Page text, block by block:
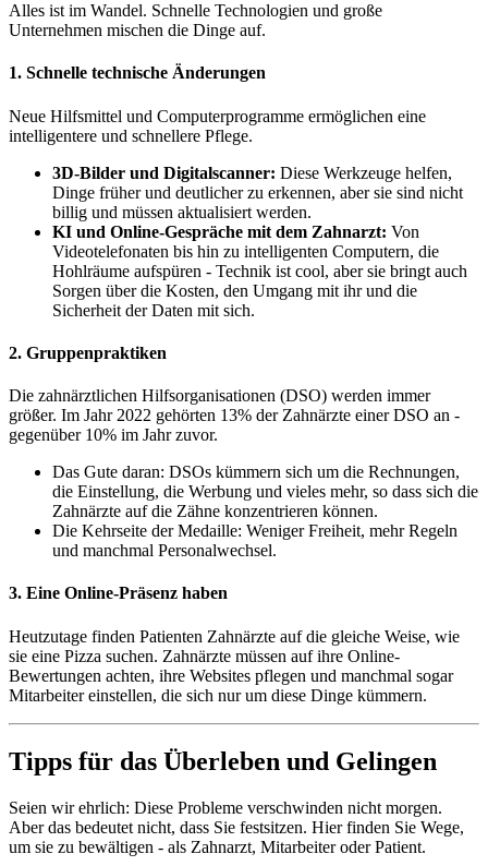
Alles ist im Wandel. Schnelle Technologien und große
Unternehmen mischen die Dinge auf.
1. Schnelle technische Änderungen
Neue Hilfsmittel und Computerprogramme ermöglichen eine
intelligentere und schnellere Pflege.
3D-Bilder und Digitalscanner: Diese Werkzeuge helfen,
Dinge früher und deutlicher zu erkennen, aber sie sind nicht
billig und müssen aktualisiert werden.
KI und Online-Gespräche mit dem Zahnarzt: Von
Videotelefonaten bis hin zu intelligenten Computern, die
Hohlräume aufspüren - Technik ist cool, aber sie bringt auch
Sorgen über die Kosten, den Umgang mit ihr und die
Sicherheit der Daten mit sich.
2. Gruppenpraktiken
Die zahnärztlichen Hilfsorganisationen (DSO) werden immer
größer. Im Jahr 2022 gehörten 13% der Zahnärzte einer DSO an -
gegenüber 10% im Jahr zuvor.
Das Gute daran: DSOs kümmern sich um die Rechnungen,
die Einstellung, die Werbung und vieles mehr, so dass sich die
Zahnärzte auf die Zähne konzentrieren können.
Die Kehrseite der Medaille: Weniger Freiheit, mehr Regeln
und manchmal Personalwechsel.
3. Eine Online-Präsenz haben
Heutzutage finden Patienten Zahnärzte auf die gleiche Weise, wie
sie eine Pizza suchen. Zahnärzte müssen auf ihre Online-
Bewertungen achten, ihre Websites pflegen und manchmal sogar
Mitarbeiter einstellen, die sich nur um diese Dinge kümmern.
Tipps für das Überleben und Gelingen
Seien wir ehrlich: Diese Probleme verschwinden nicht morgen.
Aber das bedeutet nicht, dass Sie festsitzen. Hier finden Sie Wege,
um sie zu bewältigen - als Zahnarzt, Mitarbeiter oder Patient.